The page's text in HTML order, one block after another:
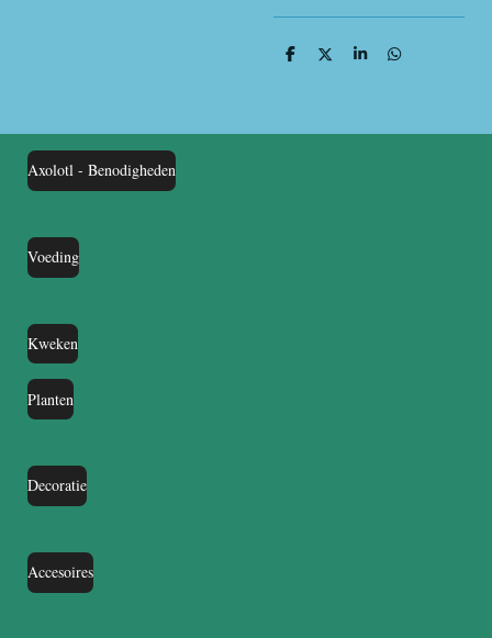
D
D
S
D
Axolotl - Benodigheden
Voeding
Kweken
Planten
Decoratie
Accesoires